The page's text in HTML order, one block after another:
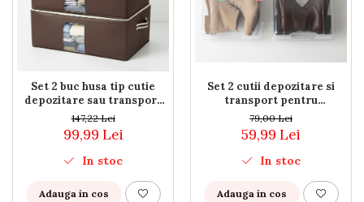
Set 2 buc husa tip cutie
depozitare sau transport
imbracaminte, cadru
metalic, baza din MDF,
60x40x20 cm, 50 litri
147,22 Lei
99,99 Lei
In stoc
Adauga in cos
Set 2 cutii depozitare si
transport pentru
incaltaminte inalta, cizme,
bocanci, 36x29x13 cm,
transparente, cu doua guri
de aerisire
79,00 Lei
59,99 Lei
In stoc
Adauga in cos